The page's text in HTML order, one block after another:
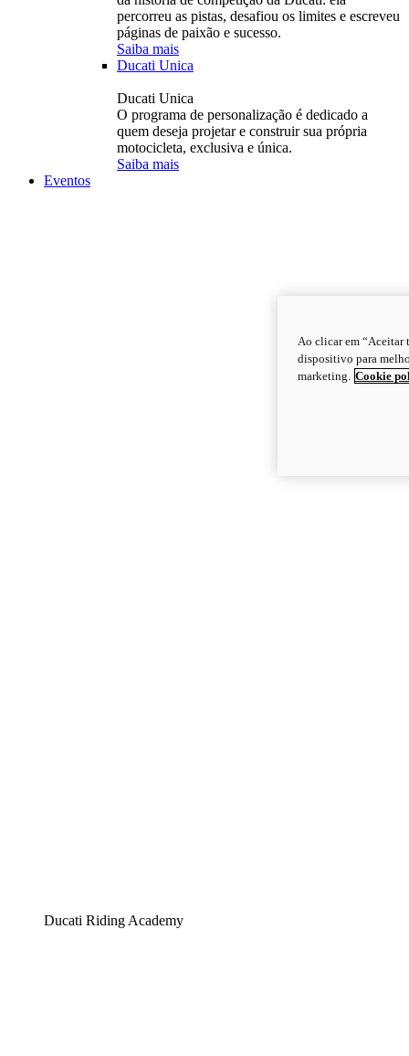
percorreu as pistas, desafiou os limites e escreveu
páginas de paixão e sucesso.
Saiba mais
Ducati Unica
Ducati Unica
O programa de personalização é dedicado a
quem deseja projetar e construir sua própria
motocicleta, exclusiva e única.
Saiba mais
Eventos
Ducati Riding Academy
Ao clicar em “Aceitar
dispositivo para
marketing. Cookie